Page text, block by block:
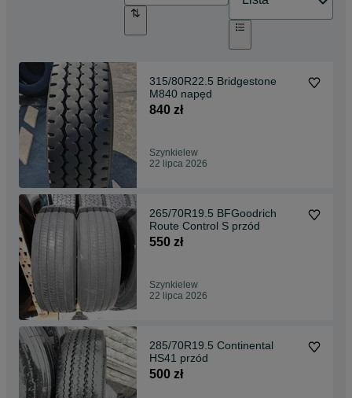
315/80R22.5 Bridgestone
M840 napęd
840 zł
Szynkielew
22 lipca 2026
265/70R19.5 BFGoodrich
Route Control S przód
550 zł
Szynkielew
22 lipca 2026
285/70R19.5 Continental
HS41 przód
500 zł